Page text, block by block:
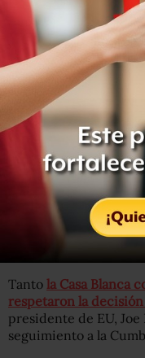
“¿Quién autoriza a
@lopezobrador_
Américas porque
todos los países. “Es
el presidente.
— Animal Político
Tanto la Casa Blanca
respetaron la
presidente de EU,
seguimiento a la